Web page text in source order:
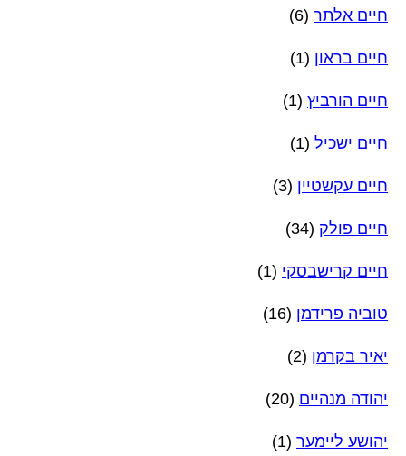
חיים אלתר (6)
חיים בראון (1)
חיים הורביץ (1)
חיים ישכיל (1)
חיים עקשטיין (3)
חיים פולק (34)
חיים קרישבסקי (1)
טוביה פרידמן (16)
יאיר בקרמן (2)
יהודה מנהיים (20)
יהושע ליימער (1)